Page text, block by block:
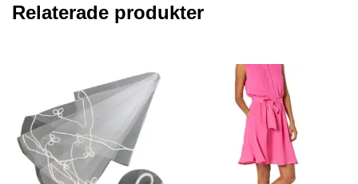
Relaterade produkter